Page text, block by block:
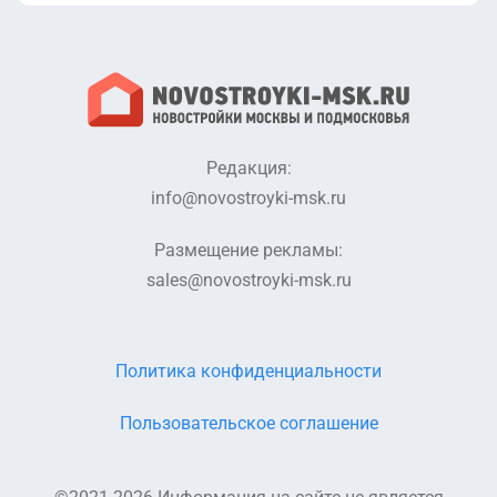
Проектная
декларация от
(Корпус 18).pdf
Разрешениеи на
строительство
(корпус 19).pdf
(корпус 19).pdf
(корпус 19).pdf
Разрешение на
декларация от
Редакция:
info@novostroyki-msk.ru
Размещение рекламы:
sales@novostroyki-msk.ru
Пользовательское соглашение
Политика конфиденциальности